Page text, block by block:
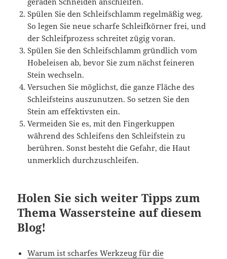
Spülen Sie den Schleifschlamm regelmäßig weg.
So legen Sie neue scharfe Schleifkörner frei, und
der Schleifprozess schreitet zügig voran.
Spülen Sie den Schleifschlamm gründlich vom
Hobeleisen ab, bevor Sie zum nächst feineren
Stein wechseln.
Versuchen Sie möglichst, die ganze Fläche des
Schleifsteins auszunutzen. So setzen Sie den
Stein am effektivsten ein.
Vermeiden Sie es, mit den Fingerkuppen
während des Schleifens den Schleifstein zu
berühren. Sonst besteht die Gefahr, die Haut
unmerklich durchzuschleifen.
Holen Sie sich weiter Tipps zum
Thema Wassersteine auf diesem
Blog!
Warum ist scharfes Werkzeug für die